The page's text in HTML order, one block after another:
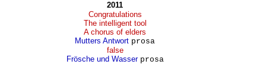
2011
Congratulations
The intelligent tool
A chorus of elders
Mutters Antwort prosa
false
Frösche und Wasser prosa